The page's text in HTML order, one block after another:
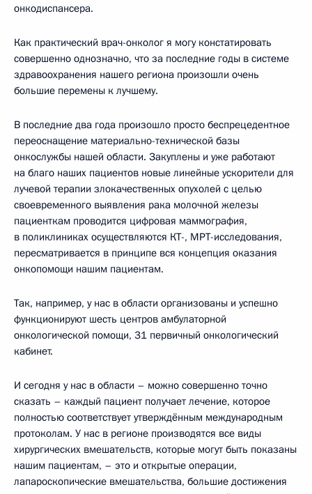
онкодиспансера.
Как практический врач-онколог я могу констатировать
совершенно однозначно, что за последние годы в системе
здравоохранения нашего региона произошли очень
большие перемены к лучшему.
В последние два года произошло просто беспрецедентное
переоснащение материально-технической базы
онкослужбы нашей области. Закуплены и уже работают
на благо наших пациентов новые линейные ускорители для
лучевой терапии злокачественных опухолей с целью
своевременного выявления рака молочной железы
пациенткам проводится цифровая маммография,
в поликлиниках осуществляются КТ-, МРТ-исследования,
пересматривается в принципе вся концепция оказания
онкопомощи нашим пациентам.
Так, например, у нас в области организованы и успешно
функционируют шесть центров амбулаторной
онкологической помощи, 31 первичный онкологический
кабинет.
И сегодня у нас в области – можно совершенно точно
сказать – каждый пациент получает лечение, которое
полностью соответствует утверждённым международным
протоколам. У нас в регионе производятся все виды
хирургических вмешательств, которые могут быть показаны
нашим пациентам, – это и открытые операции,
лапароскопические вмешательства, большие достижения